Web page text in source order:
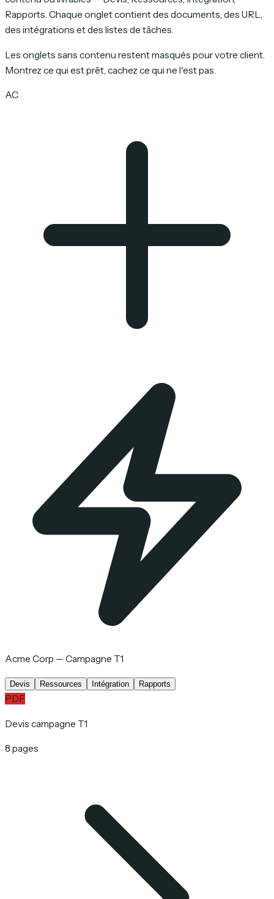
Rapports. Chaque onglet contient des documents, des URL,
des intégrations et des listes de tâches.
Les onglets sans contenu restent masqués pour votre client.
Montrez ce qui est prêt, cachez ce qui ne l'est pas.
AC
Acme Corp — Campagne T1
Devis Ressources Intégration Rapports
PDF
Devis campagne T1
8 pages